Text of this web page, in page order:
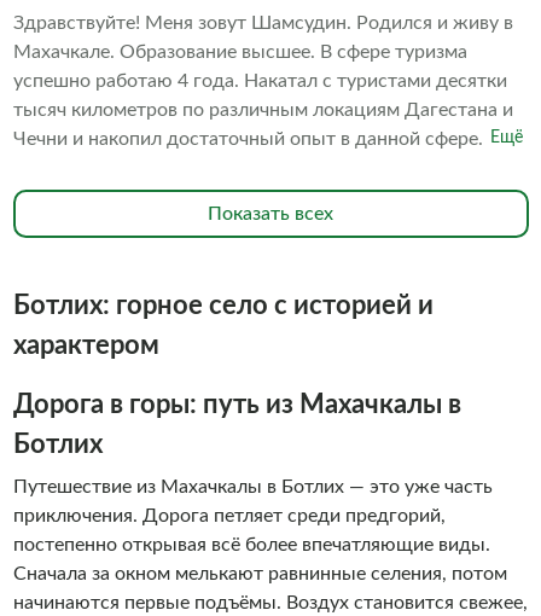
Здравствуйте! Меня зовут Шамсудин. Родился и живу в
Махачкале. Образование высшее. В сфере туризма
успешно работаю 4 года. Накатал с туристами десятки
тысяч километров по различным локациям Дагестана и
Чечни и накопил достаточный опыт в данной сфере. Тем
закончил курсы экскурсовода в Высшей школе
менеджмента и технологий в Финансовом университете
Ещё
Показать всех
Ботлих: горное село с историей и
характером
Дорога в горы: путь из Махачкалы в
Ботлих
Путешествие из Махачкалы в Ботлих — это уже часть
приключения. Дорога петляет среди предгорий,
постепенно открывая всё более впечатляющие виды.
Сначала за окном мелькают равнинные селения, потом
начинаются первые подъёмы. Воздух становится свежее,